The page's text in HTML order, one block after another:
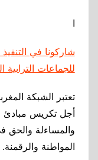
ا
شاركونا في
للجماعات الترابية
تعتبر الشبكة
أجل تكريس مبادئ
والمساءلة والحق
المواطنة والرقمنة.